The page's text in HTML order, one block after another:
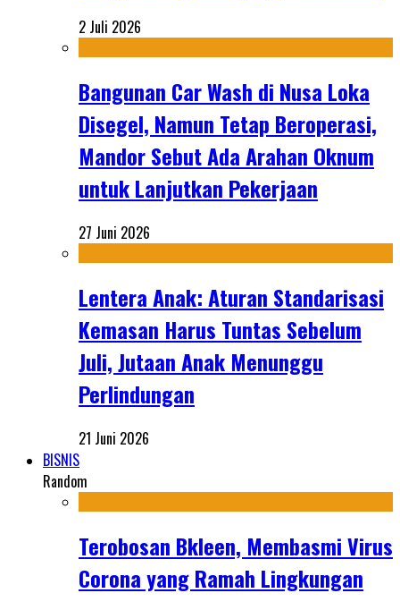
2 Juli 2026
Bangunan Car Wash di Nusa Loka
Disegel, Namun Tetap Beroperasi,
Mandor Sebut Ada Arahan Oknum
untuk Lanjutkan Pekerjaan
27 Juni 2026
Lentera Anak: Aturan Standarisasi
Kemasan Harus Tuntas Sebelum
Juli, Jutaan Anak Menunggu
Perlindungan
21 Juni 2026
BISNIS
Random
Terobosan Bkleen, Membasmi Virus
Corona yang Ramah Lingkungan